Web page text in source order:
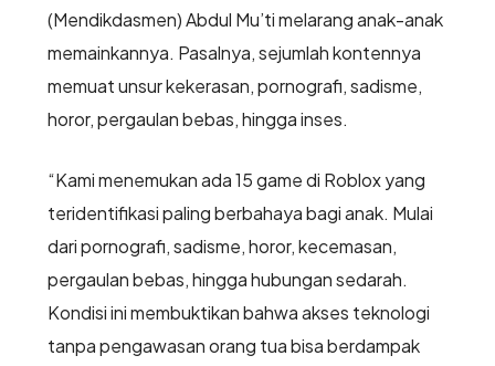
(Mendikdasmen) Abdul Mu’ti melarang anak-anak
memainkannya. Pasalnya, sejumlah kontennya
memuat unsur kekerasan, pornografi, sadisme,
horor, pergaulan bebas, hingga inses.
“Kami menemukan ada 15 game di Roblox yang
teridentifikasi paling berbahaya bagi anak. Mulai
dari pornografi, sadisme, horor, kecemasan,
pergaulan bebas, hingga hubungan sedarah.
Kondisi ini membuktikan bahwa akses teknologi
tanpa pengawasan orang tua bisa berdampak